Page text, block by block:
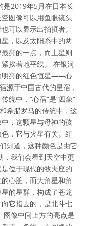
是2019年5月在日本长
图像可以用鱼眼镜头
可以显示出拍摄者。
，以及太阳系中的两
亮的一点，而土星则
挨着地平线。 在银河
明亮的红色恒星——心
源于中国古代的星宿，
统中，“心宿”是“四象”
希腊罗马的传统中，这
，这颗星与母神的孩
，它与火星有关。红
知道，这种颜色是由它
，我们会看到天空中更
位于现代的牧夫座的
心脏，而大角星和角
的星群，构成了苍龙
它指去的，是北斗七
图像中间上方的亮点是